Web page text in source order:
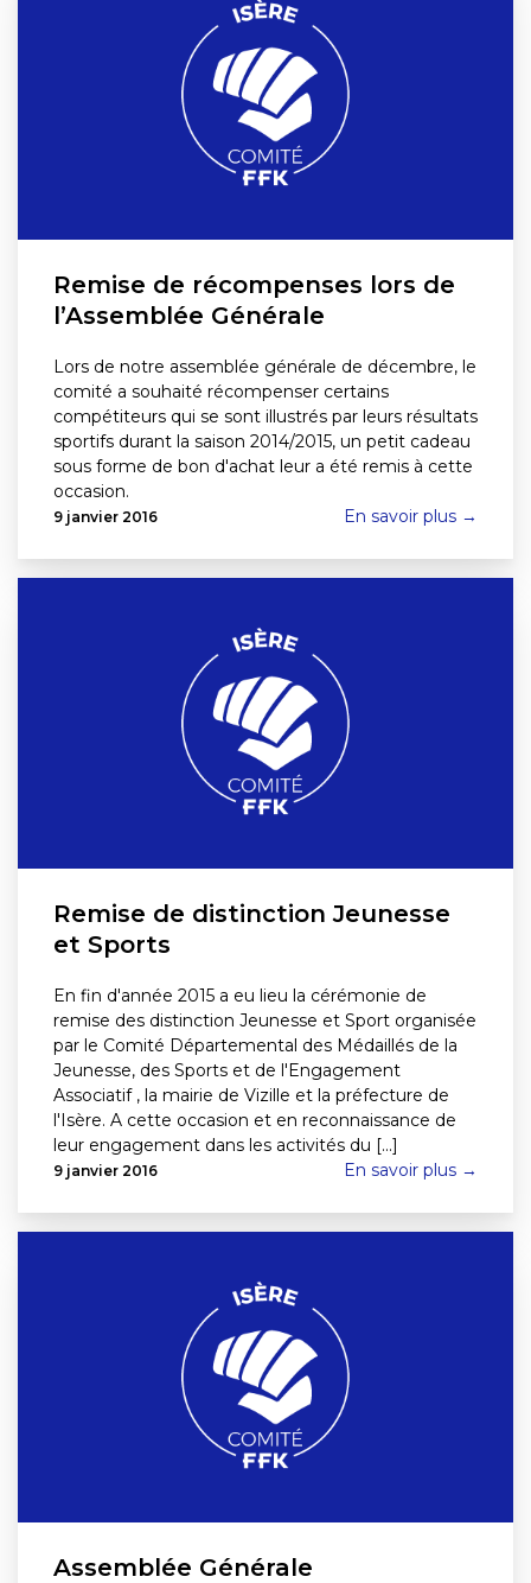
Remise de récompenses lors de
l’Assemblée Générale
Lors de notre assemblée générale de décembre, le
comité a souhaité récompenser certains
compétiteurs qui se sont illustrés par leurs résultats
sportifs durant la saison 2014/2015, un petit cadeau
sous forme de bon d'achat leur a été remis à cette
occasion.
9 janvier 2016 En savoir plus →
Remise de distinction Jeunesse
et Sports
En fin d'année 2015 a eu lieu la cérémonie de
remise des distinction Jeunesse et Sport organisée
par le Comité Départemental des Médaillés de la
Jeunesse, des Sports et de l'Engagement
Associatif , la mairie de Vizille et la préfecture de
l'Isère. A cette occasion et en reconnaissance de
leur engagement dans les activités du [...]
9 janvier 2016 En savoir plus →
Assemblée Générale